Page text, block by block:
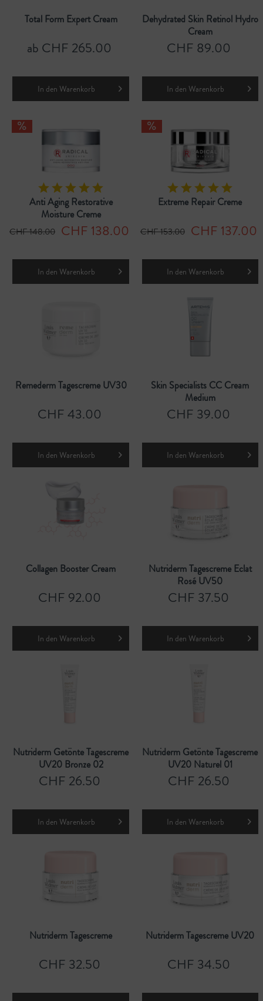
Total Form Expert Cream
ab CHF 265.00
In den Warenkorb
Dehydrated Skin Retinol Hydro
Cream
CHF 89.00
In den Warenkorb
Anti Aging Restorative
Moisture Creme
CHF 148.00 CHF 138.00
In den Warenkorb
Extreme Repair Creme
CHF 153.00 CHF 137.00
In den Warenkorb
Remederm Tagescreme UV30
CHF 43.00
In den Warenkorb
Skin Specialists CC Cream
Medium
CHF 39.00
In den Warenkorb
Collagen Booster Cream
CHF 92.00
In den Warenkorb
Nutriderm Tagescreme Eclat
Rosé UV50
CHF 37.50
In den Warenkorb
Nutriderm Getönte Tagescreme
UV20 Bronze 02
CHF 26.50
In den Warenkorb
Nutriderm Getönte Tagescreme
UV20 Naturel 01
CHF 26.50
In den Warenkorb
Nutriderm Tagescreme
CHF 32.50
Nutriderm Tagescreme UV20
CHF 34.50